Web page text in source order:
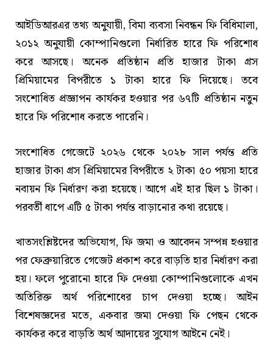
আইডিআরএর তথ্য অনুযায়ী, বিমা ব্যবসা নিবন্ধন ফি বিধিমালা,
২০১২ অনুযায়ী কোম্পানিগুলো নির্ধারিত হারে ফি পরিশোধ
করে আসছে। অনেক প্রতিষ্ঠান প্রতি হাজার টাকা গ্রস
প্রিমিয়ামের বিপরীতে ১ টাকা হারে ফি দিয়েছে। তবে
সংশোধিত প্রজ্ঞাপন কার্যকর হওয়ার পর ৬৭টি প্রতিষ্ঠান নতুন
হারে ফি পরিশোধ করতে পারেনি।
সংশোধিত গেজেটে ২০২৬ থেকে ২০২৮ সাল পর্যন্ত প্রতি
হাজার টাকা গ্রস প্রিমিয়ামের বিপরীতে ২ টাকা ৫০ পয়সা হারে
নবায়ন ফি নির্ধারণ করা হয়েছে। আগে এই হার ছিল ১ টাকা।
পরবর্তী ধাপে এটি ৫ টাকা পর্যন্ত বাড়ানোর কথা রয়েছে।
খাতসংশ্লিষ্টদের অভিযোগ, ফি জমা ও আবেদন সম্পন্ন হওয়ার
পর ফেব্রুয়ারিতে গেজেট প্রকাশ করে বাড়তি হার নির্ধারণ করা
হয়। ফলে পুরোনো হারে ফি দেওয়া কোম্পানিগুলোকে এখন
অতিরিক্ত অর্থ পরিশোধের চাপ দেওয়া হচ্ছে। আইন
বিশেষজ্ঞদের মতে, একবার জমা দেওয়া ফি পেছন থেকে
কার্যকর করে বাড়তি অর্থ আদায়ের সুযোগ আইনে নেই।